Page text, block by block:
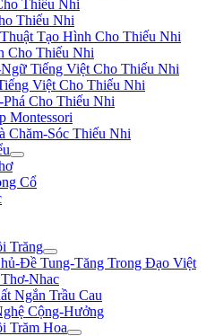
Thiếu Nhi
Thiếu Nhi
Tạo Hình Cho Thiếu Nhi
Cho Thiếu Nhi
Tiếng Việt Cho Thiếu Nhi
Việt Cho Thiếu Nhi
Cho Thiếu Nhi
Montessori
Chăm-Sóc Thiếu Nhi
Cổ
Trăng
Đề Tung-Tăng Trong Đạo Việt
Nhac
Ngắn Trầu Cau
Cộng-Hưởng
Trăm Hoa